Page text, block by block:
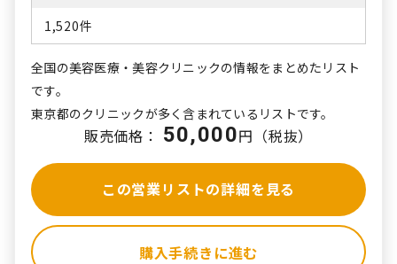
1,520件
全国の美容医療・美容クリニックの情報をまとめたリスト
です。
東京都のクリニックが多く含まれているリストです。
販売価格： 50,000円（税抜）
この営業リストの詳細を見る
購入手続きに進む